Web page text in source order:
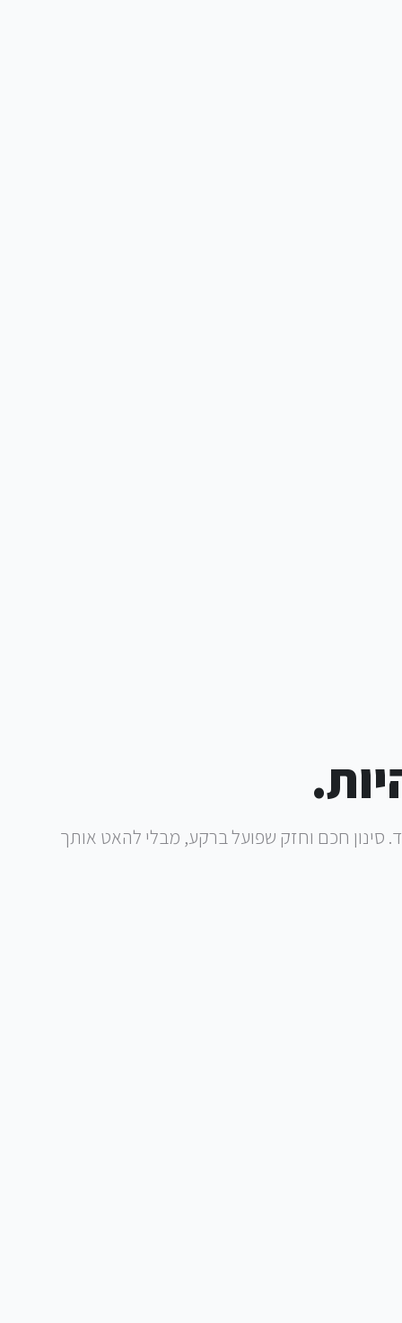
סינון חכם וחזק שפועל ברקע, מבלי להאט אותך